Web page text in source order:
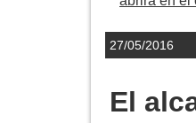
27/05/2016
El